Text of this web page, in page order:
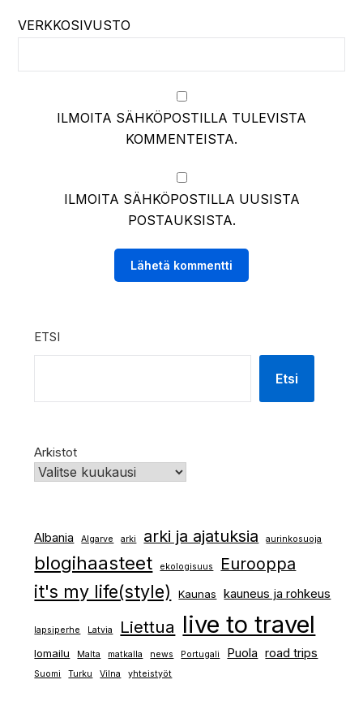
VERKKOSIVUSTO
ILMOITA SÄHKÖPOSTILLA TULEVISTA
KOMMENTEISTA.
ILMOITA SÄHKÖPOSTILLA UUSISTA
POSTAUKSISTA.
ETSI
Etsi
Arkistot
Albania Algarve arki arki ja ajatuksia aurinkosuoja
blogihaasteet ekologisuus Eurooppa
it's my life(style) Kaunas kauneus ja rohkeus
lapsiperhe Latvia Liettua live to travel
lomailu Malta matkalla news Portugali Puola road trips
Suomi Turku Vilna yhteistyöt